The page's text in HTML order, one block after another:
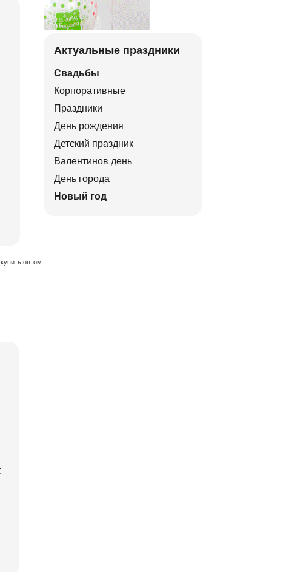
оптом
Актуальные праздники
Свадьбы
Корпоративные
Праздники
День рождения
Детский праздник
Валентинов день
День города
Новый год